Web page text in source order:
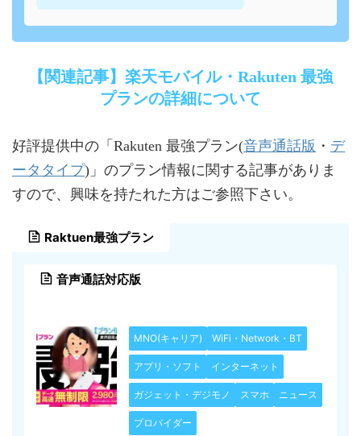
【関連記事】楽天モバイル・Rakuten 最強
プランの詳細について
好評提供中の「Rakuten 最強プラン(音声通話版 ・ デ
ータタイプ)」のプラン情報に関する記事がありま
すので、興味を持たれた方はご参照下さい。
Raktuen最強プラン
音声通話対応版
MNO(キャリア) WiFi・Network・BT
アプリ・ソフト インターネット
ガジェット・デジモノ スマホ ニュース
プロバイダー